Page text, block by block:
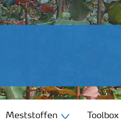
Meststoffen Toolbox